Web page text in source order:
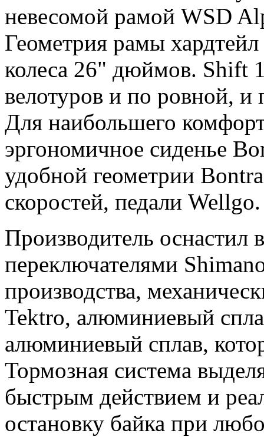
невесомой рамой WSD
Геометрия рамы
колеса 26" дюймов. Shift
велотуров и по ровной, и
Для наибольшего
эргономичное сиденье
удобной геометрии
скоростей, педали Wellgo.
Производитель оснастил
переключателями
производства,
Tektro, алюминиевый
алюминиевый сплав,
Тормозная система
быстрым действием и
остановку байка при